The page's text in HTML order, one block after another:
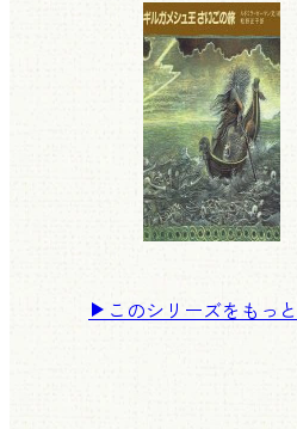
このシリーズをもっ